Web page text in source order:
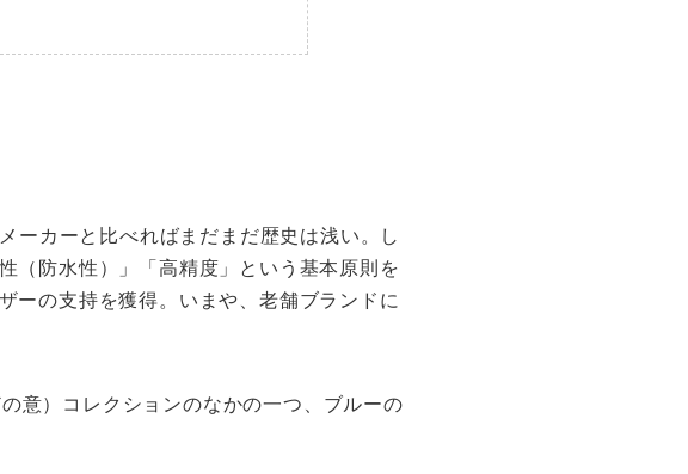
ーカーと比べればまだまだ歴史は浅い。し
（防水性）」「高精度」という基本原則を
ーの支持を獲得。いまや、老舗ブランドに
意）コレクションのなかの一つ、ブルーの